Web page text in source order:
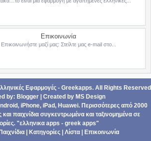
Επικοινωνία
Επικοινωνήστε μαζί μας: Στείλτε μας e-mail στο...
Εφαρμογές - Greekapps. All Rights Reserved
by: Blogger| Created by MS Design
iPhone, iPad, Ηuawei. Περισσότερες από 2000
και παιχνίδια συγκεντρωμένα και ταξινομημένα σε
. "ελληνικα apps - greek apps"
Παιχνίδια Κατηγορίες Λίστα Επικοινωνία